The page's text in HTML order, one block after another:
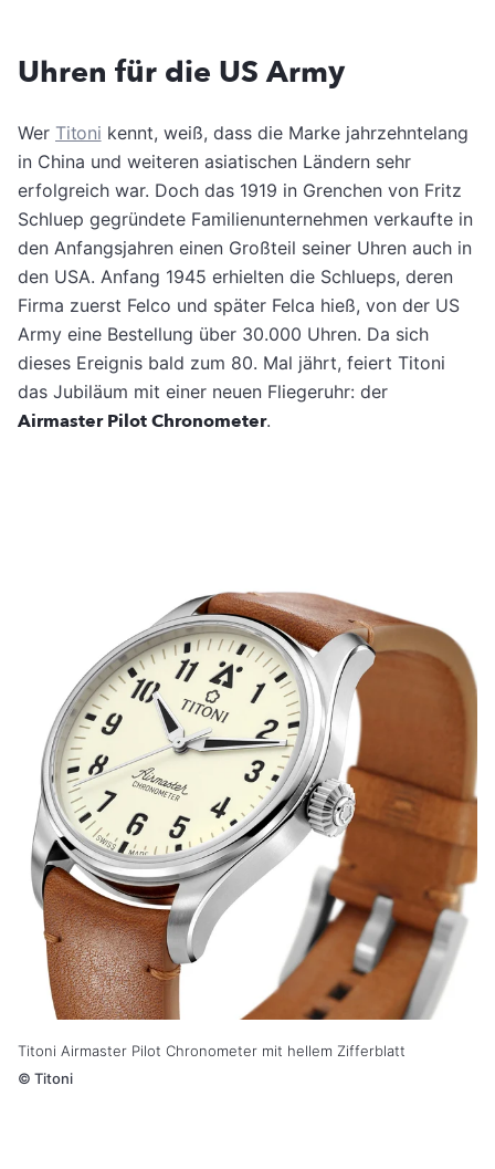
Uhren für die US Army
Wer Titoni kennt, weiß, dass die Marke jahrzehntelang
in China und weiteren asiatischen Ländern sehr
erfolgreich war. Doch das 1919 in Grenchen von Fritz
Schluep gegründete Familienunternehmen verkaufte in
den Anfangsjahren einen Großteil seiner Uhren auch in
den USA. Anfang 1945 erhielten die Schlueps, deren
Firma zuerst Felco und später Felca hieß, von der US
Army eine Bestellung über 30.000 Uhren. Da sich
dieses Ereignis bald zum 80. Mal jährt, feiert Titoni
das Jubiläum mit einer neuen Fliegeruhr: der
Airmaster Pilot Chronometer.
Titoni Airmaster Pilot Chronometer mit hellem Zifferblatt
© Titoni